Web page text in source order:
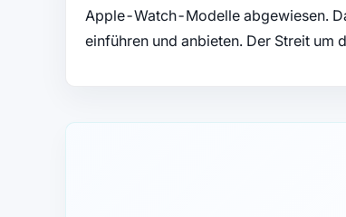
Apple-Watch-Modelle abgewiesen.
einführen und anbieten. Der Streit um